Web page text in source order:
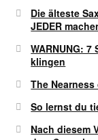
Die älteste
JEDER
WARNUNG:
klingen
The
So lernst du
Nach diesem